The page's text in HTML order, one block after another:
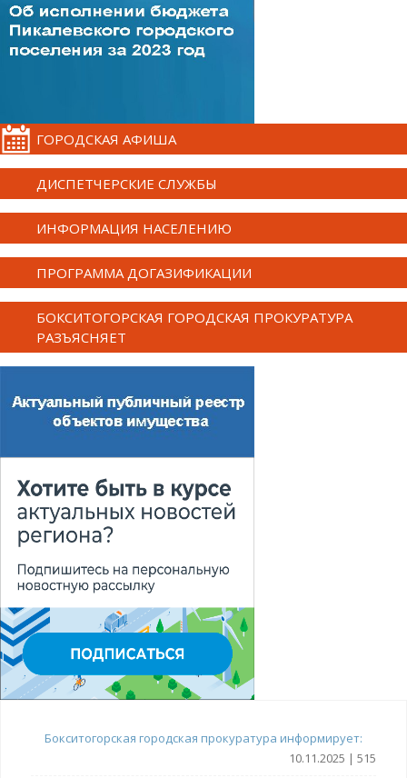
ГОРОДСКАЯ АФИША
ДИСПЕТЧЕРСКИЕ СЛУЖБЫ
ИНФОРМАЦИЯ НАСЕЛЕНИЮ
ПРОГРАММА ДОГАЗИФИКАЦИИ
БОКСИТОГОРСКАЯ ГОРОДСКАЯ ПРОКУРАТУРА
РАЗЪЯСНЯЕТ
Бокситогорская городская прокуратура информирует:
10.11.2025 | 515